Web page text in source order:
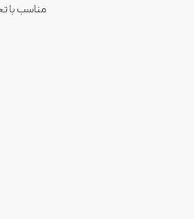
مناسب با